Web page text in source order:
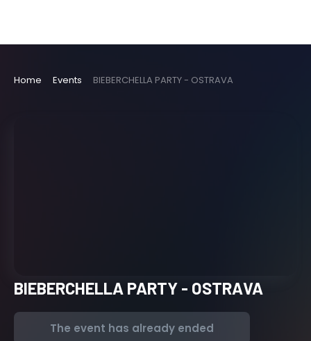
Home Events BIEBERCHELLA PARTY - OSTRAVA
BIEBERCHELLA PARTY - OSTRAVA
The event has already ended